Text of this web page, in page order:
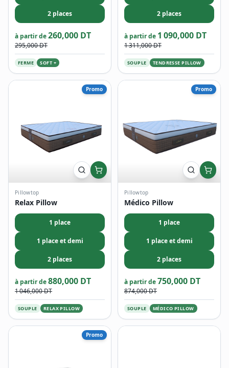
2 places
à partir de260,000 DT
295,000 DT
FERME SOFT +
2 places
à partir de 1 090,000 DT
1 311,000 DT
SOUPLE TENDRESSE PILLOW
Promo
Pillowtop
Relax Pillow
1 place
1 place et demi
2 places
à partir de880,000 DT
1 046,000 DT
SOUPLE RELAX PILLOW
Promo
Pillowtop
Médico Pillow
1 place
1 place et demi
2 places
à partir de750,000 DT
874,000 DT
SOUPLE MÉDICO PILLOW
Promo